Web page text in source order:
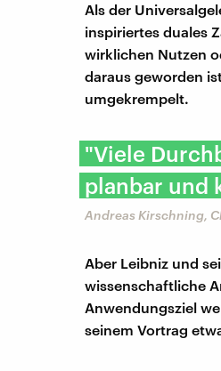
Als der
inspiriertes duales
wirklichen Nutzen
daraus geworden
umgekrempelt.
"Viele
planbar und
Andreas Kirschning,
Aber Leibniz und
wissenschaftliche
Anwendungsziel
seinem Vortrag